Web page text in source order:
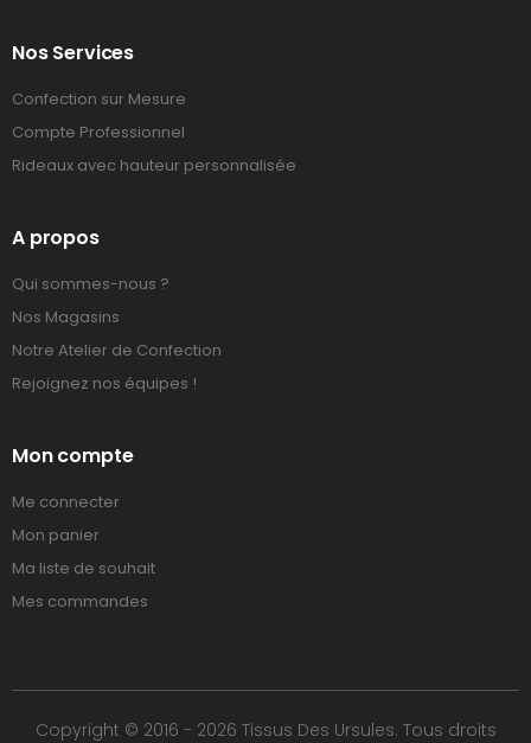
Nos Services
Confection sur Mesure
Compte Professionnel
Rideaux avec hauteur personnalisée
A propos
Qui sommes-nous ?
Nos Magasins
Notre Atelier de Confection
Rejoignez nos équipes !
Mon compte
Me connecter
Mon panier
Ma liste de souhait
Mes commandes
Copyright © 2016 - 2026 Tissus Des Ursules. Tous droits